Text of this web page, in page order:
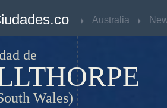
Australia
de
Wales)
Australia